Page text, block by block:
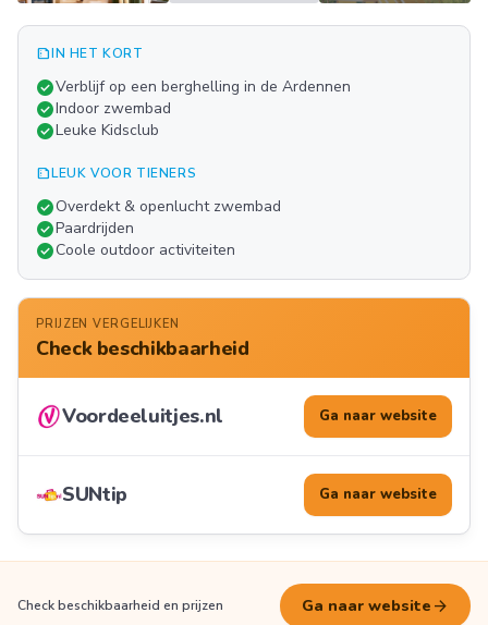
FOTO'S
summarizeIN HET KORT
check_circleVerblijf op een berghelling in de Ardennen
check_circleIndoor zwembad
check_circleLeuke Kidsclub
summarizeLEUK VOOR TIENERS
check_circleOverdekt & openlucht zwembad
check_circlePaardrijden
check_circleCoole outdoor activiteiten
PRIJZEN VERGELIJKEN
Check beschikbaarheid
Voordeeluitjes.nl Ga naar website
SUNtip Ga naar website
Check beschikbaarheid en prijzen Ga naar website arrow_forward